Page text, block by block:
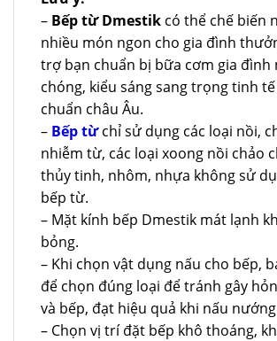
– Bếp từ Dmestik có thể chế biến
nhiều món ngon cho gia đình
trợ bạn chuẩn bị bữa cơm gia đình
chóng, kiểu sáng sang trọng tinh
chuẩn châu Âu.
– Bếp từchỉ sử dụng các loại nồi,
nhiễm từ, các loại xoong nồi chảo
thủy tinh, nhôm, nhựa không sử
bếp từ.
– Mặt kính bếp Dmestik mát lạnh
bỏng.
– Khi chọn vật dụng nấu cho bếp,
để chọn đúng loại để tránh gây
và bếp, đạt hiệu quả khi nấu
– Chọn vị trí đặt bếp khô thoáng,